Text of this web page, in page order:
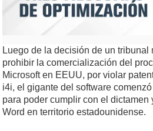
Luego de la decisión de un tribunal
prohibir la comercialización del
Microsoft en EEUU, por violar
i4i, el gigante del software comenzó
para poder cumplir con el dictamen
Word en territorio estadounidense.